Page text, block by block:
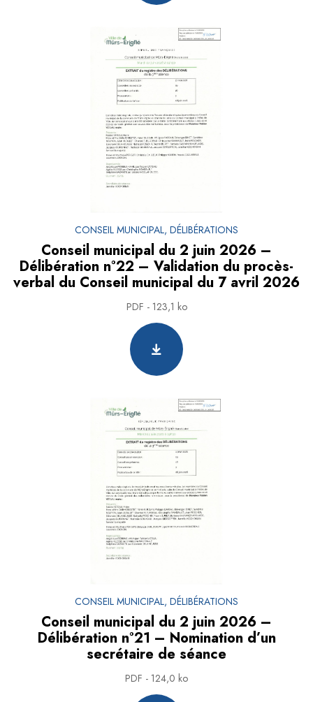
CONSEIL MUNICIPAL, DÉLIBÉRATIONS
Conseil municipal du 2 juin 2026 –
Délibération n°22 – Validation du procès-
verbal du Conseil municipal du 7 avril 2026
PDF - 123,1 ko
CONSEIL MUNICIPAL, DÉLIBÉRATIONS
Conseil municipal du 2 juin 2026 –
Délibération n°21 – Nomination d’un
secrétaire de séance
PDF - 124,0 ko